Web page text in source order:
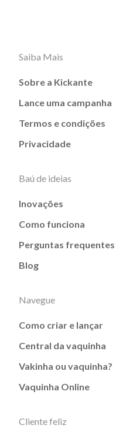
Saiba Mais
Sobre a Kickante
Lance uma campanha
Termos e condições
Privacidade
Baú de ideias
Inovações
Como funciona
Perguntas frequentes
Blog
Navegue
Como criar e lançar
Central da vaquinha
Vakinha ou vaquinha?
Vaquinha Online
Cliente feliz